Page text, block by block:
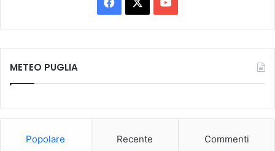
a
c
o
u
METEO PUGLIA
Popolare Recente Commenti